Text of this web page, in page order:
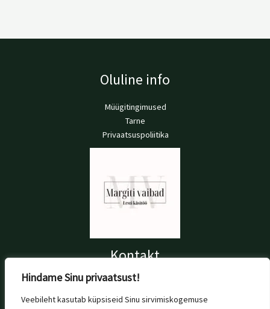
Hindame Sinu privaatsust!
Veebileht kasutab küpsiseid Sinu sirvimiskogemuse
Oluline info
Müügitingimused
Tarne
Privaatsuspoliitika
Kontakt
+372 56 697 076
info@margitivaibad.ee